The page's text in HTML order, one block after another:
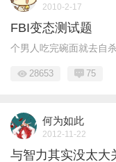
2010-2-17
FBI变态测试题
个男人吃完碗面就去自
28653 75
何为如此
2012-11-22
与智力其实没太大